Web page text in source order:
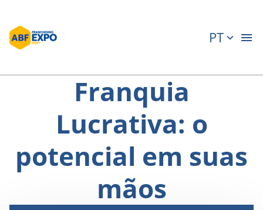
PT
Franquia
Lucrativa: o
potencial em suas
mãos